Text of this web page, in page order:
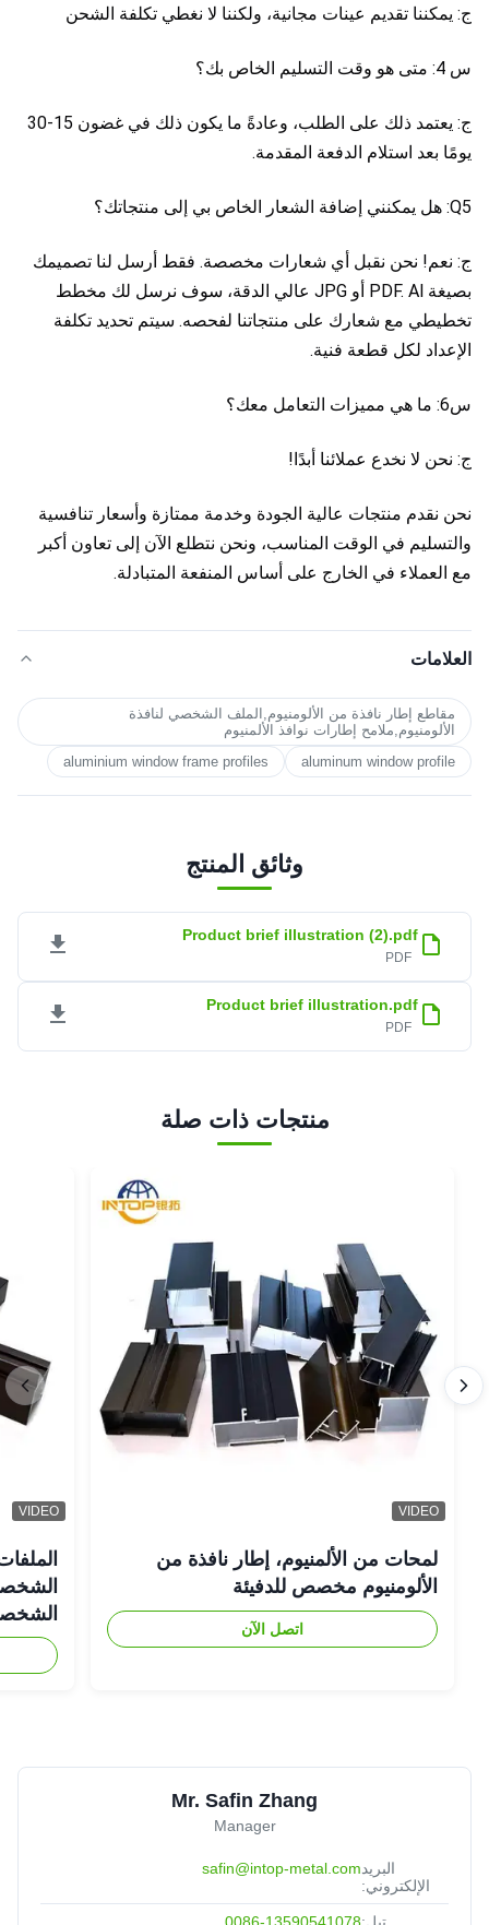
ج: يمكننا تقديم عينات مجانية، ولكننا لا نغطي تكلفة الشحن
س 4: متى هو وقت التسليم الخاص بك؟
يومًا بعد استلام الدفعة المقدمة.
Q5: هل يمكنني إضافة الشعار الخاص بي إلى منتجاتك؟
الإعداد لكل قطعة فنية.
س6: ما هي مميزات التعامل معك؟
ج: نحن لا نخدع عملائنا أبدًا!
مع العملاء في الخارج على أساس المنفعة المتبادلة.
العلامات
مقاطع إطار نافذة من الألومنيوم,الملف الشخصي لنافذة
الألومنيوم,ملامح إطارات نوافذ الألمنيوم
aluminum window profile
aluminium window frame profiles
وثائق المنتج
Product brief illustration (2).pdf
PDF
Product brief illustration.pdf
PDF
منتجات ذات صلة
VIDEO
لمحات من الألمنيوم، إطار نافذة من
الألومنيوم مخصص للدفيئة
اتصل الآن
VIDEO
Mr. Safin Zhang
Manager
البريد
الإلكتروني:
safin@intop-metal.com